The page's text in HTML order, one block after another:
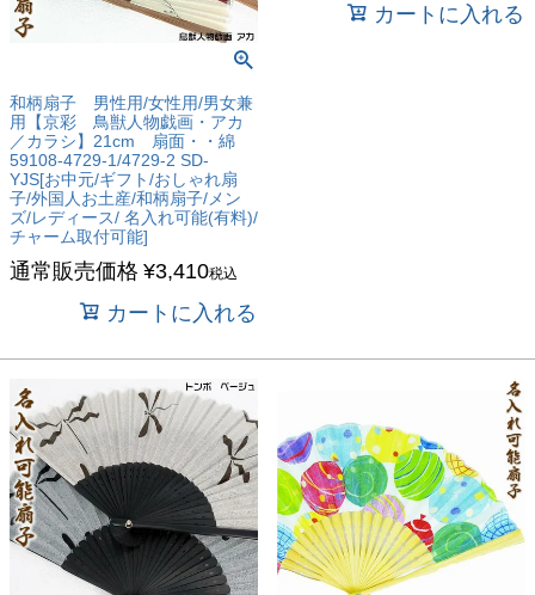
和柄扇子 男性用/女性用/男女兼
用【京彩 鳥獣人物戯画・アカ
／カラシ】21cm 扇面・・綿
59108-4729-1/4729-2 SD-
YJS[お中元/ギフト/おしゃれ扇
子/外国人お土産/和柄扇子/メン
ズ/レディース/ 名入れ可能(有料)/
チャーム取付可能]
通常販売価格 ¥3,410税込
カートに入れる
カートに入れる